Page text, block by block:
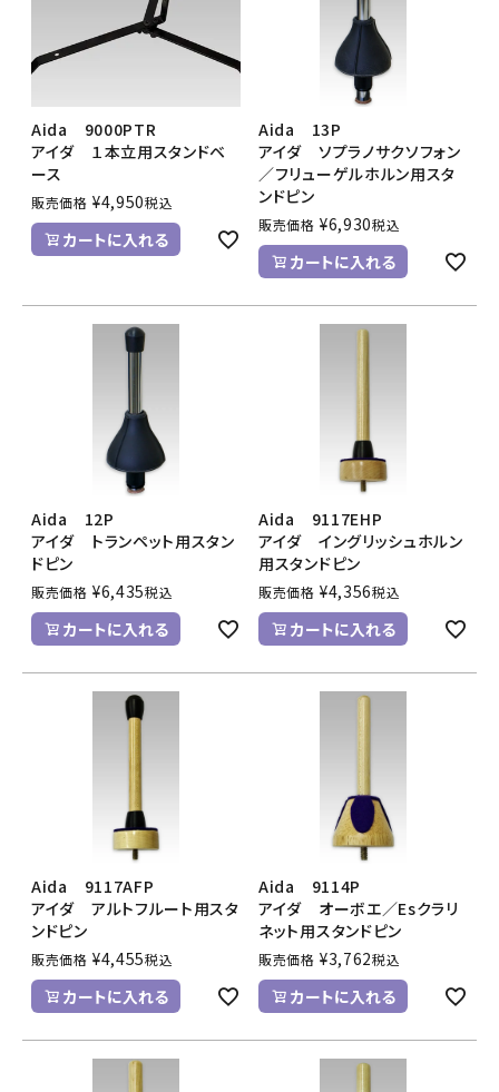
Aida 9000PTR
アイダ １本立用スタンドベ
ース
販売価格 ¥4,950税込
カートに入れる
Aida 13P
アイダ ソプラノサクソフォン
／フリューゲルホルン用スタ
ンドピン
販売価格 ¥6,930税込
カートに入れる
Aida 12P
アイダ トランペット用スタン
ドピン
販売価格 ¥6,435税込
カートに入れる
Aida 9117EHP
アイダ イングリッシュホルン
用スタンドピン
販売価格 ¥4,356税込
カートに入れる
Aida 9117AFP
アイダ アルトフルート用スタ
ンドピン
販売価格 ¥4,455税込
カートに入れる
Aida 9114P
アイダ オーボエ／Esクラリ
ネット用スタンドピン
販売価格 ¥3,762税込
カートに入れる